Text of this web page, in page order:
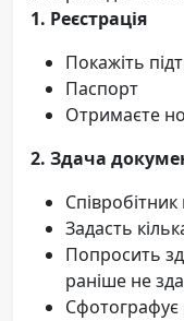
1. Реєстрація
Покажіть
Паспорт
Отримаєте
2. Здача
Задасть
Попросить
раніше не
Сфотографує